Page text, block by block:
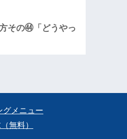
その㊹「どうやっ
グメニュー
無料）